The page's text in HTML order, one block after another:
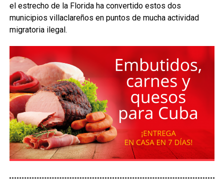
el estrecho de la Florida ha convertido estos dos
municipios villaclareños en puntos de mucha actividad
migratoria ilegal.